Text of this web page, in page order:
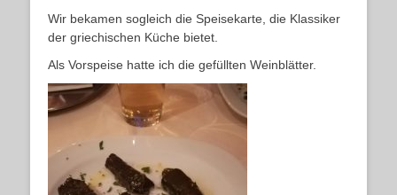
Wir bekamen sogleich die Speisekarte, die Klassiker
der griechischen Küche bietet.
Als Vorspeise hatte ich die gefüllten Weinblätter.